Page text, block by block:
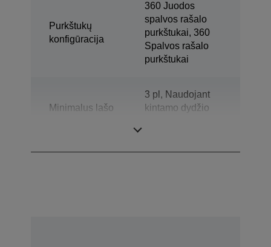
Purkštukų
konfigūracija
360 Juodos
spalvos rašalo
purkštukai, 360
Spalvos rašalo
purkštukai
Minimalus lašo
3 pl, Naudojant
kintamo dydžio